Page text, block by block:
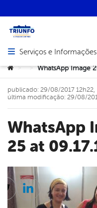
Abrir menu principal de
Serviços e Informações
Você está aqui:
> > WhatsApp Image
WhatsApp Image 2017-08-
25 at
publicado: 29/08/2017 12h22,
última modificação: 29/08/
TwitterLinkedin